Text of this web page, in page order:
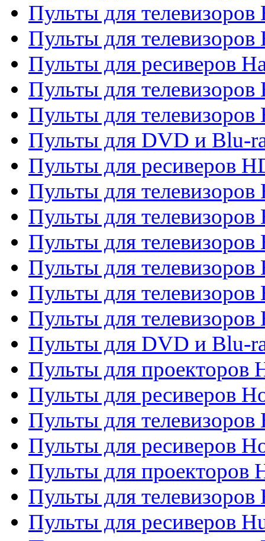
Пульты для телевизоров
Пульты для
Пульты для ресиверов
Пульты для телевизоров
Пульты для телевизоров
Пульты для DVD и Blu-
Пульты для ресиверов
Пульты для
Пульты для телевизоров
Пульты для телевизоров
Пульты для телевизоров
Пульты для телевизоров
Пульты для телевизоров
Пульты для DVD и Blu-
Пульты для проекторов
Пульты для ресиверов
Пульты для
Пульты для ресиверов
Пульты для проекторов
Пульты для телевизоров
Пульты для ресиверов